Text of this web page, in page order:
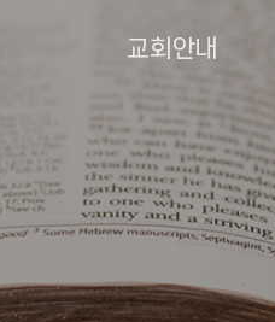
교회안내